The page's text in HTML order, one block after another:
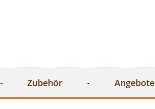
Zubehör Angebote